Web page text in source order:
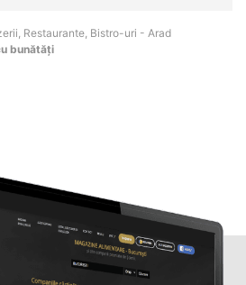
Restaurante, Bistro-uri - Arad
bunătăți